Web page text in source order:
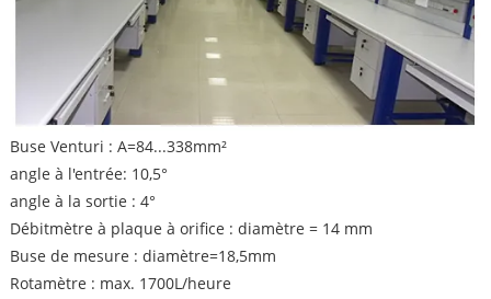
Buse Venturi : A=84...338mm²
angle à l'entrée: 10,5°
angle à la sortie : 4°
Débitmètre à plaque à orifice : diamètre = 14 mm
Buse de mesure : diamètre=18,5mm
Rotamètre : max. 1700L/heure